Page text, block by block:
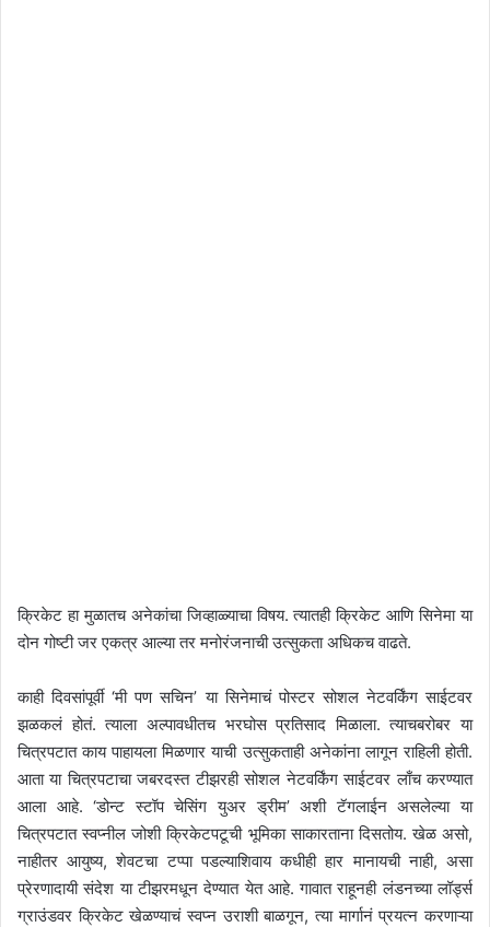
क्रिकेट हा मुळातच अनेकांचा जिव्हाळ्याचा विषय. त्यातही क्रिकेट आणि सिनेमा या
दोन गोष्टी जर एकत्र आल्या तर मनोरंजनाची उत्सुकता अधिकच वाढते.
काही दिवसांपूर्वी ‘मी पण सचिन’ या सिनेमाचं पोस्टर सोशल नेटवर्किंग साईटवर
झळकलं होतं. त्याला अल्पावधीतच भरघोस प्रतिसाद मिळाला. त्याचबरोबर या
चित्रपटात काय पाहायला मिळणार याची उत्सुकताही अनेकांना लागून राहिली होती.
आता या चित्रपटाचा जबरदस्त टीझरही सोशल नेटवर्किंग साईटवर लाँच करण्यात
आला आहे. ‘डोन्ट स्टॉप चेसिंग युअर ड्रीम’ अशी टॅगलाईन असलेल्या या
चित्रपटात स्वप्नील जोशी क्रिकेटपटूची भूमिका साकारताना दिसतोय. खेळ असो,
नाहीतर आयुष्य, शेवटचा टप्पा पडल्याशिवाय कधीही हार मानायची नाही, असा
प्रेरणादायी संदेश या टीझरमधून देण्यात येत आहे. गावात राहूनही लंडनच्या लॉर्ड्स
ग्राउंडवर क्रिकेट खेळण्याचं स्वप्न उराशी बाळगून, त्या मार्गानं प्रयत्न करणाऱ्या